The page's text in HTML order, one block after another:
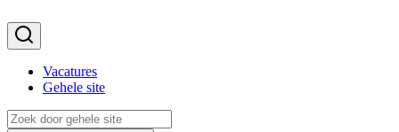
Vacatures
Gehele site